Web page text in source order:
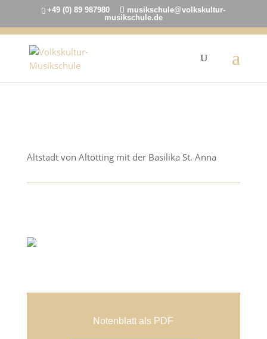
+49 (0) 89 987980
musikschule@volkskultur-
musikschule.de
15. Dezember 2020
Altstadt von Altötting mit der Basilika St. Anna
Notenblatt als PDF